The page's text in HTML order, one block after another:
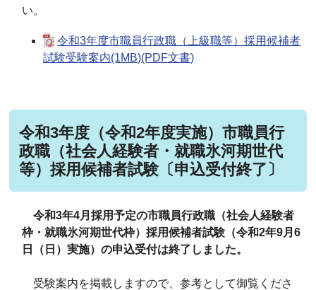
い。
令和3年度市職員行政職（上級職等）採用候補者
試験受験案内(1MB)(PDF文書)
令和3年度（令和2年度実施）市職員行
政職（社会人経験者・就職氷河期世代
等）採用候補者試験〔申込受付終了〕
令和3年4月採用予定の市職員行政職（社会人経験者
枠・就職氷河期世代枠）採用候補者試験（令和2年9月6
日（日）実施）の申込受付は終了しました。
受験案内を掲載しますので、参考として御覧くださ